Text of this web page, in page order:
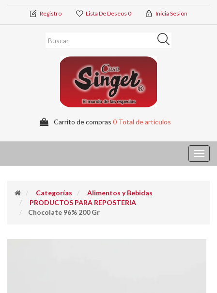
Registro Lista De Deseos 0 Inicia Sesión
Carrito de compras 0 Total de artículos
Categorías
Alimentos y Bebidas
PRODUCTOS PARA REPOSTERIA
Chocolate 96% 200 Gr